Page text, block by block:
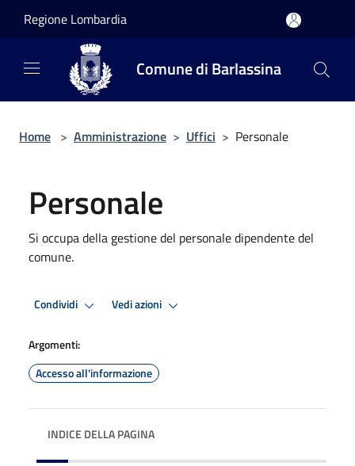
Regione Lombardia
Comune di Barlassina
Home > Amministrazione > Uffici > Personale
Personale
Si occupa della gestione del personale dipendente del
comune.
Condividi Vedi azioni
Argomenti:
Accesso all'informazione
INDICE DELLA PAGINA